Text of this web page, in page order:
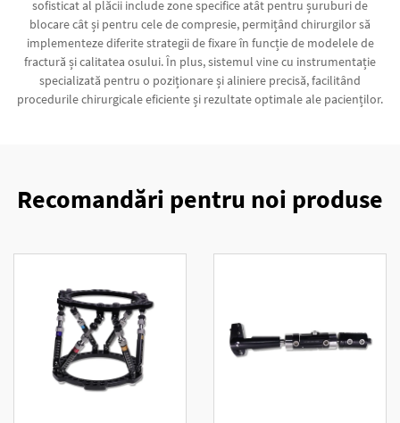
sofisticat al plăcii include zone specifice atât pentru șuruburi de
blocare cât și pentru cele de compresie, permițând chirurgilor să
implementeze diferite strategii de fixare în funcție de modelele de
fractură și calitatea osului. În plus, sistemul vine cu instrumentație
specializată pentru o poziționare și aliniere precisă, facilitând
procedurile chirurgicale eficiente și rezultate optimale ale pacienților.
Recomandări pentru noi produse